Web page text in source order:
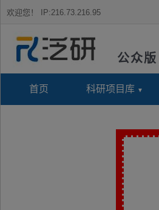
欢迎您！ IP:216.73.216.95
公众版
首页 科研项目库